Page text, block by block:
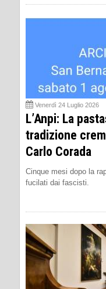
Venerdì 24 Luglio 2026
L’Anpi: La
tradizione
Carlo Corada
Cinque mesi dopo la
fucilati dai fascisti.